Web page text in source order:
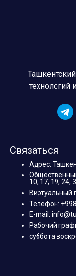
Связаться
Адрес:
10, 17, 19, 24,
Виртуальный
Телефон:
E-mail:
Рабочий
суббота